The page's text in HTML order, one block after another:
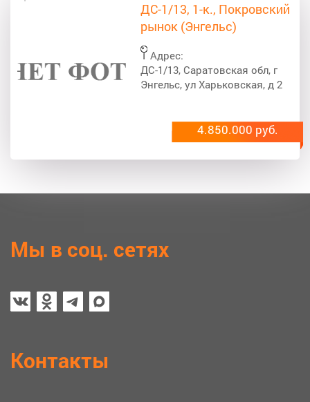
ДС-1/13, 1-к., Покровский
рынок (Энгельс)
Адрес:
ДС-1/13, Саратовская обл, г
Энгельс, ул Харьковская, д 2
4.850.000 руб.
Мы в соц. сетях
Контакты